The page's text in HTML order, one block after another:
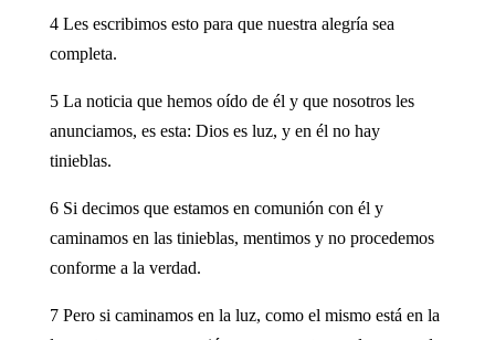
4 Les escribimos esto para que nuestra alegría sea
completa.
5 La noticia que hemos oído de él y que nosotros les
anunciamos, es esta: Dios es luz, y en él no hay
tinieblas.
6 Si decimos que estamos en comunión con él y
caminamos en las tinieblas, mentimos y no procedemos
conforme a la verdad.
7 Pero si caminamos en la luz, como el mismo está en la